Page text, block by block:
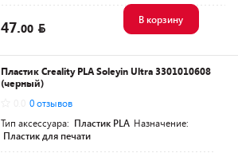
47.00
В корзину
Пластик Creality PLA Soleyin Ultra 3301010608
(черный)
0 отзывов
Тип аксессуара: Пластик PLA Назначение:
Пластик для печати